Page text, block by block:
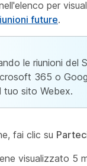
per
future.
le riunioni del
365 o
tuo sito Webex.
fai clic su
visualizzato 5